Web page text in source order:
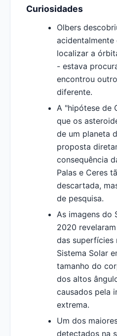
Curiosidades
Olbers
acidentalmente
localizar a
- estava
encontrou
diferente.
A "hipótese de
que os
de um planeta
proposta
consequência
Palas e Ceres
descartada,
de pesquisa.
As imagens do
2020
das superfícies
Sistema Solar
tamanho do
dos altos
causados pela
extrema.
Um dos
detectados na